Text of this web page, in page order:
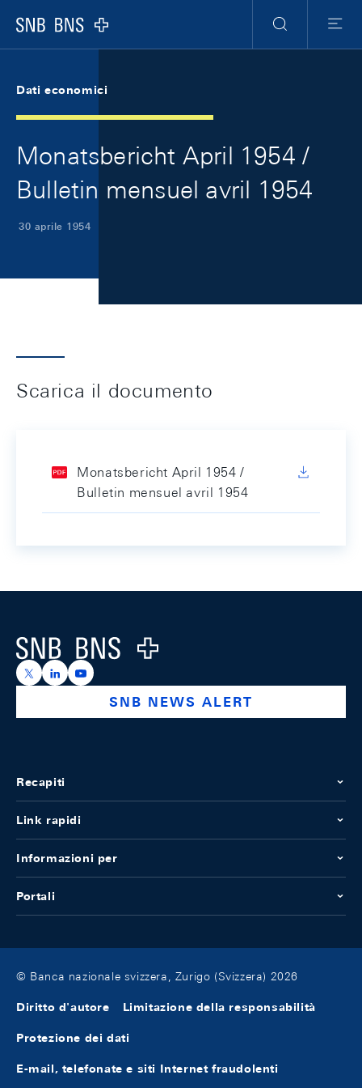
Logo
Ricerca
Menu
Dati economici
Monatsbericht April 1954 /
Bulletin mensuel avril 1954
30 aprile 1954
Scarica il documento
Monatsbericht April 1954 /
Bulletin mensuel avril 1954
Logo
https://x.com/snb_bns
https://ch.linkedin.com/company/swiss-national-
https://www.youtube.com/@swissnationalbank
SNB NEWS ALERT
Recapiti
Link rapidi
Informazioni per
Portali
© Banca nazionale svizzera, Zurigo (Svizzera) 2026
Diritto d'autore Limitazione della responsabilità
Protezione dei dati
E-mail, telefonate e siti Internet fraudolenti